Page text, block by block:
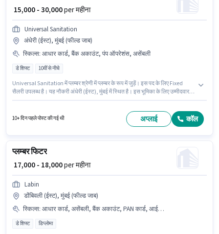
₹ 15,000 - 30,000per महीना
Universal Sanitation
अंधेरी (ईस्ट), मुंबई (फील्ड जाब)
स्किल्स: आधार कार्ड, बैंक अकाउंट, पंप ऑपरेशंस, असेंबली
डे शिफ्ट 10वीं से नीचे
Universal Sanitation में प्लम्बर श्रेणी में प्लम्बर के रूप में जुड़ें। इस पद के लिए Fixed
सैलरी उपलब्ध है। यह नौकरी अंधेरी (ईस्ट), मुंबई में स्थित है। इस भूमिका के लिए उम्मीदवार के
आवश्यक हैं।
10+ दिन पहले पोस्ट की गई थी अप्लाई कॉल
प्लम्बर फिटर
₹ 17,000 - 18,000per महीना
Labin
डोंबिवली (ईस्ट), मुंबई (फील्ड जाब)
स्किल्स: आधार कार्ड, असेंबली, बैंक अकाउंट, PAN कार्ड, आईटीआई
डे शिफ्ट डिप्लोमा